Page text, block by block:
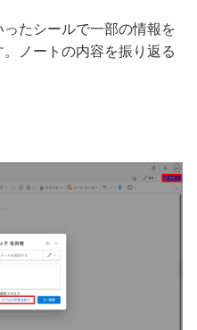
ったシールで一部の情報を
ノートの内容を振り返る